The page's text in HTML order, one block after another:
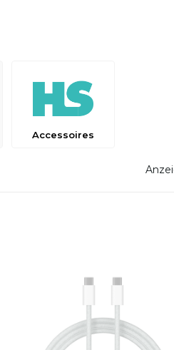
Accessoires